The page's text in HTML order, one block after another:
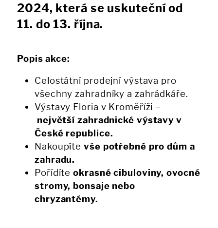
2024, která se uskuteční od
11. do 13. října.
Popis akce:
Celostátní prodejní výstava pro
všechny zahradníky a zahrádkáře.
Výstavy Floria v Kroměříži –
největší zahradnické výstavy v
České republice.
Nakoupíte vše potřebné pro dům a
zahradu.
Pořídíteokrasné cibuloviny, ovocné
stromy, bonsaje nebo
chryzantémy.